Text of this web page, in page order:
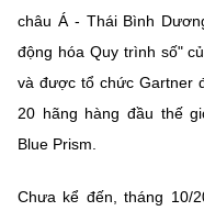
châu Á - Thái Bình
động hóa Quy trình số"
và được tổ chức Gartner
20 hãng hàng đầu thế
Blue Prism.
Chưa kể đến, tháng 10/